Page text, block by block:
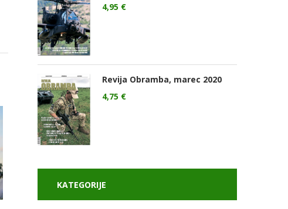
4,95 €
Revija Obramba, marec 2020
4,75 €
KATEGORIJE